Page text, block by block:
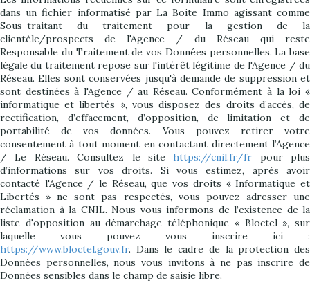
dans un fichier informatisé par La Boite Immo agissant comme
Sous-traitant du traitement pour la gestion de la
clientèle/prospects de l'Agence / du Réseau qui reste
Responsable du Traitement de vos Données personnelles. La base
légale du traitement repose sur l'intérêt légitime de l'Agence / du
Réseau. Elles sont conservées jusqu'à demande de suppression et
sont destinées à l'Agence / au Réseau. Conformément à la loi «
informatique et libertés », vous disposez des droits d’accès, de
rectification, d’effacement, d’opposition, de limitation et de
portabilité de vos données. Vous pouvez retirer votre
consentement à tout moment en contactant directement l’Agence
/ Le Réseau. Consultez le sitehttps://cnil.fr/fr pour plus
d’informations sur vos droits. Si vous estimez, après avoir
contacté l'Agence / le Réseau, que vos droits « Informatique et
Libertés » ne sont pas respectés, vous pouvez adresser une
réclamation à la CNIL. Nous vous informons de l’existence de la
liste d'opposition au démarchage téléphonique « Bloctel », sur
laquelle vous pouvez vous inscrire ici :
https://www.bloctel.gouv.fr. Dans le cadre de la protection des
Données personnelles, nous vous invitons à ne pas inscrire de
Données sensibles dans le champ de saisie libre.